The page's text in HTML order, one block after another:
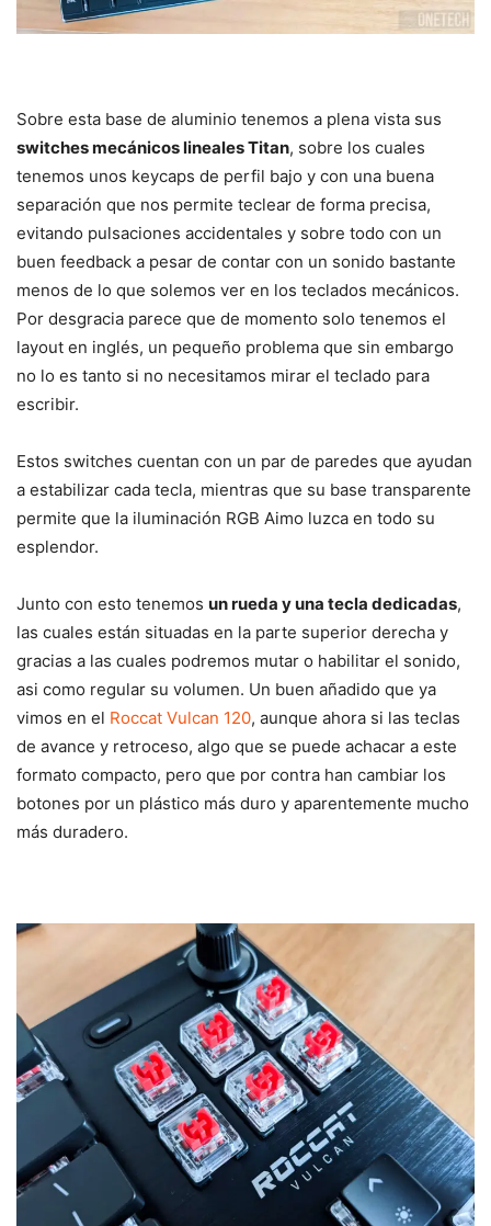
Sobre esta base de aluminio tenemos a plena vista sus
switches mecánicos lineales Titan, sobre los cuales
tenemos unos keycaps de perfil bajo y con una buena
separación que nos permite teclear de forma precisa,
evitando pulsaciones accidentales y sobre todo con un
buen feedback a pesar de contar con un sonido bastante
menos de lo que solemos ver en los teclados mecánicos.
Por desgracia parece que de momento solo tenemos el
layout en inglés, un pequeño problema que sin embargo
no lo es tanto si no necesitamos mirar el teclado para
escribir.
Estos switches cuentan con un par de paredes que ayudan
a estabilizar cada tecla, mientras que su base transparente
permite que la iluminación RGB Aimo luzca en todo su
esplendor.
Junto con esto tenemos un rueda y una tecla dedicadas,
las cuales están situadas en la parte superior derecha y
gracias a las cuales podremos mutar o habilitar el sonido,
asi como regular su volumen. Un buen añadido que ya
vimos en el Roccat Vulcan 120, aunque ahora si las teclas
de avance y retroceso, algo que se puede achacar a este
formato compacto, pero que por contra han cambiar los
botones por un plástico más duro y aparentemente mucho
más duradero.